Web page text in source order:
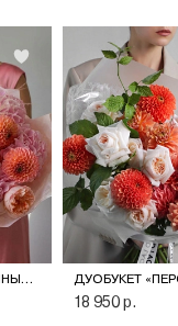
ТРИОБУКЕТ «СОЧНЫЙ ПЕРСИК»
18 950 р.